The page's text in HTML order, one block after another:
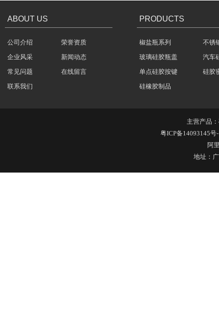
ABOUT US
公司介绍
荣誉资质
企业风采
新闻动态
常见问题
在线留言
联系我们
PRODUCTS
椒盐瓶系列
不锈
玻璃硅胶瓶盖
汽车
单点硅胶按键
硅胶
硅橡胶制品
主营产品：
粤ICP备14093145号
阿
地址：